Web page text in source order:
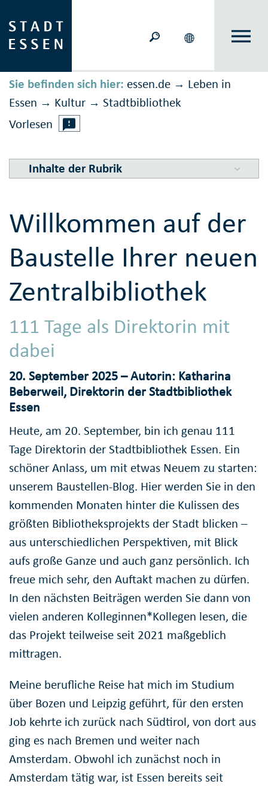
Sie befinden sich hier: essen.de → Leben in
Essen → Kultur → Stadtbibliothek
Vorlesen
Inhalte der Rubrik
Willkommen auf der
Baustelle Ihrer neuen
Zentralbibliothek
111 Tage als Direktorin mit
dabei
20. September 2025 – Autorin: Katharina
Beberweil, Direktorin der Stadtbibliothek
Essen
Heute, am 20. September, bin ich genau 111
Tage Direktorin der Stadtbibliothek Essen. Ein
schöner Anlass, um mit etwas Neuem zu starten:
unserem Baustellen-Blog. Hier werden Sie in den
kommenden Monaten hinter die Kulissen des
größten Bibliotheksprojekts der Stadt blicken –
aus unterschiedlichen Perspektiven, mit Blick
aufs große Ganze und auch ganz persönlich. Ich
freue mich sehr, den Auftakt machen zu dürfen.
In den nächsten Beiträgen werden Sie dann von
vielen anderen Kolleginnen*Kollegen lesen, die
das Projekt teilweise seit 2021 maßgeblich
mittragen.
Meine berufliche Reise hat mich im Studium
über Bozen und Leipzig geführt, für den ersten
Job kehrte ich zurück nach Südtirol, von dort aus
ging es nach Bremen und weiter nach
Amsterdam. Obwohl ich zunächst noch in
Amsterdam tätig war, ist Essen bereits seit